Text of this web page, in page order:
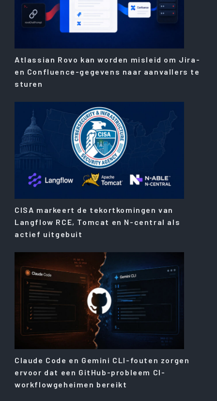
Atlassian Rovo kan worden misleid om Jira-
en Confluence-gegevens naar aanvallers te
sturen
CISA markeert de tekortkomingen van
Langflow RCE, Tomcat en N-central als
actief uitgebuit
Claude Code en Gemini CLI-fouten zorgen
ervoor dat een GitHub-probleem CI-
workflowgeheimen bereikt